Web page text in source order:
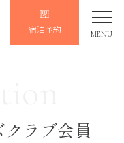
宿泊予約 MENU
ラブ会員